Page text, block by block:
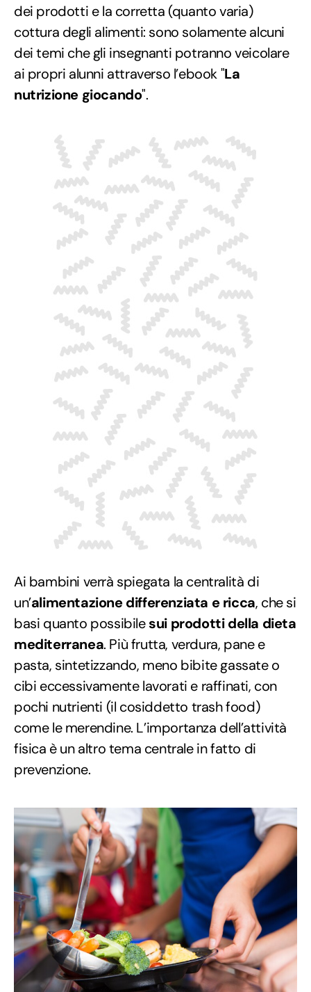
dei prodotti e la corretta (quanto varia)
cottura degli alimenti: sono solamente alcuni
dei temi che gli insegnanti potranno veicolare
ai propri alunni attraverso l’ebook "La
nutrizione giocando".
Ai bambini verrà spiegata la centralità di
un’alimentazione differenziata e ricca, che si
basi quanto possibilesui prodotti della dieta
mediterranea. Più frutta, verdura, pane e
pasta, sintetizzando, meno bibite gassate o
cibi eccessivamente lavorati e raffinati, con
pochi nutrienti (il cosiddetto trash food)
come le merendine. L’importanza dell’attività
fisica è un altro tema centrale in fatto di
prevenzione.